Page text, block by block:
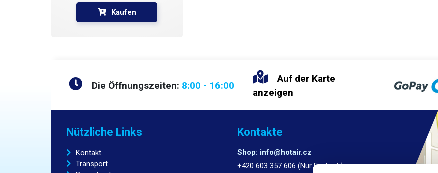
Kaufen
Die Öffnungszeiten: 8:00 - 16:00
Auf der Karte
anzeigen
Nützliche Links
Kontakt
Transport
Kontakte
Shop: info@hotair.cz
+420 603 357 606 (Nur Englisch)